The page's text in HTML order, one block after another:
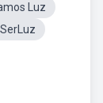
Luz